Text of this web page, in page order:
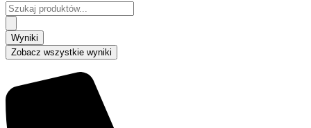
Search
...
Wyniki
Zobacz wszystkie wyniki